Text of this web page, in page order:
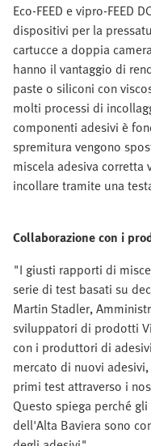
Eco-FEED e vipro-FEED
dispositivi per la
cartucce a doppia
hanno il vantaggio di
paste o siliconi con
molti processi di
componenti adesivi è
spremitura vengono
miscela adesiva
incollare tramite una
Collaborazione con i
"I giusti rapporti di
serie di test basati su
Martin Stadler,
sviluppatori di prodotti
con i produttori di
mercato di nuovi
primi test attraverso i
Questo spiega perché
dell'Alta Baviera sono